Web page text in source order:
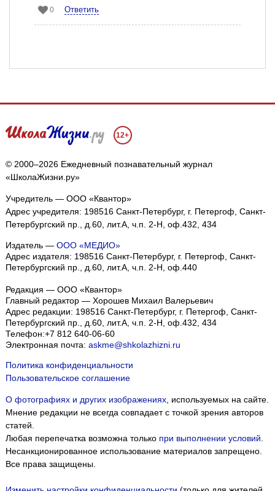
0 Ответить
12+
© 2000–2026 Ежедневный познавательный журнал
«ШколаЖизни.ру»
Учредитель — ООО «Квантор»
Адрес учредителя: 198516 Санкт-Петербург, г. Петергоф, Санкт-
Петербургский пр., д.60, лит.А, ч.п. 2-Н, оф.432, 434
Издатель — ООО «МЕДИО»
Адрес издателя: 198516 Санкт-Петербург, г. Петергоф, Санкт-
Петербургский пр., д.60, лит.А, ч.п. 2-Н, оф.440
Редакция — ООО «Квантор»
Главный редактор — Хорошев Михаил Валерьевич
Адрес редакции: 198516 Санкт-Петербург, г. Петергоф, Санкт-
Петербургский пр., д.60, лит.А, ч.п. 2-Н, оф.432, 434
Телефон:+7 812 640-06-60
Электронная почта: askme@shkolazhizni.ru
Политика конфиденциальности
Пользовательское соглашение
О фотографиях и других изображениях, используемых на сайте.
Мнение редакции не всегда совпадает с точкой зрения авторов
статей.
Любая перепечатка возможна только при выполнении условий.
Несанкционированное использование материалов запрещено.
Все права защищены.